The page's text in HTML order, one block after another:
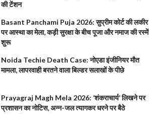
की टेंशन
Basant Panchami Puja 2026: सुप्रीम कोर्ट की लकीर
पर आस्था का मेला, कड़ी सुरक्षा के बीच पूजा और नमाज की रस्में
शुरू
Noida Techie Death Case: नोएडा इंजीनियर मौत
मामला, लापरवाही बरतने वाला बिल्डर सलाखों के पीछे
Prayagraj Magh Mela 2026: ‘शंकराचार्य’ लिखने पर
प्रशासन का नोटिस, अन्न-जल त्यागकर धरने पर बैठे